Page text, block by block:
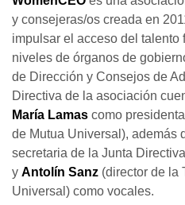
y consejeras/os creada en
impulsar el acceso del talento
niveles de órganos de
de Dirección y Consejos de
Directiva de la asociación
María Lamas como
de Mutua Universal), además
secretaria de la Junta
y Antolín Sanz (director de la
Universal) como vocales.